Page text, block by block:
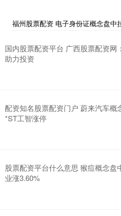
福州股票配资 电子身份证概念盘中
国内股票配资平台 广西股票配资网
助力投资
配资知名股票配资门户 蔚来汽车概
*ST工智涨停
股票配资平台什么意思 猴痘概念盘
业涨3.60%